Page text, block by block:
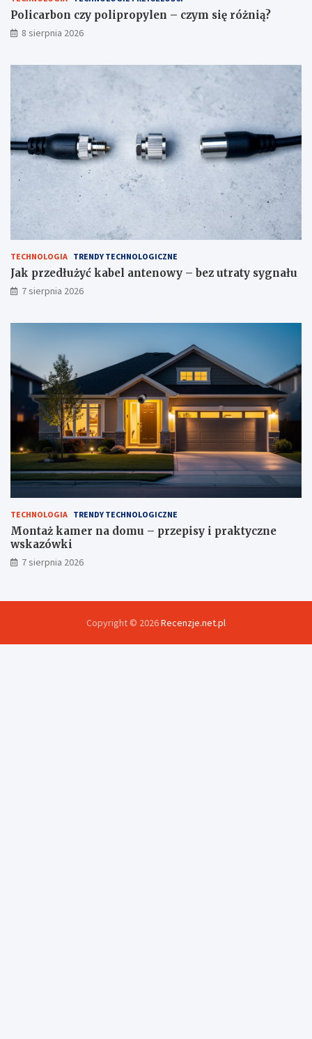
Policarbon czy polipropylen – czym się różnią?
8 sierpnia 2026
TECHNOLOGIA TRENDY TECHNOLOGICZNE
Jak przedłużyć kabel antenowy – bez utraty sygnału
7 sierpnia 2026
TECHNOLOGIA TRENDY TECHNOLOGICZNE
Montaż kamer na domu – przepisy i praktyczne
wskazówki
7 sierpnia 2026
Copyright © 2026Recenzje.net.pl